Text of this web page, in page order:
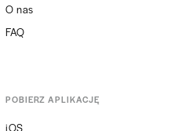
O nas
FAQ
POBIERZ APLIKACJĘ
iOS